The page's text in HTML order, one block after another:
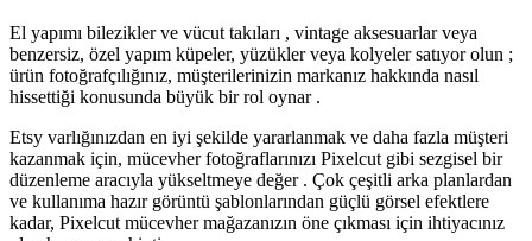
El yapımı bilezikler ve vücut takıları , vintage aksesuarlar veya
benzersiz, özel yapım küpeler, yüzükler veya kolyeler satıyor olun ;
ürün fotoğrafçılığınız, müşterilerinizin markanız hakkında nasıl
hissettiği konusunda büyük bir rol oynar .
Etsy varlığınızdan en iyi şekilde yararlanmak ve daha fazla müşteri
kazanmak için, mücevher fotoğraflarınızı Pixelcut gibi sezgisel bir
düzenleme aracıyla yükseltmeye değer . Çok çeşitli arka planlardan
ve kullanıma hazır görüntü şablonlarından güçlü görsel efektlere
kadar, Pixelcut mücevher mağazanızın öne çıkması için ihtiyacınız